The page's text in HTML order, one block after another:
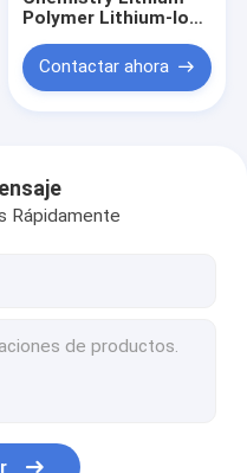
Polymer Lithium-Ion-
Advanced
Technology for Your
Contactar ahora
Rápidamente